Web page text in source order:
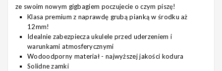
ze swoim nowym gigbagiem poczujecie o czym piszę!
Klasa premium z naprawdę grubą pianką w środku aż
12mm!
Idealnie zabezpiecza ukulele przed uderzeniem i
warunkami atmosferycznymi
Wodoodporny materiał - najwyższej jakości kodura
Solidne zamki